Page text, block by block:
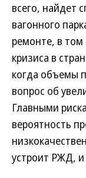
всего, найдет
вагонного
ремонте, в
кризиса в
когда объемы
вопрос об
Главными
вероятность
устроит РЖД, и